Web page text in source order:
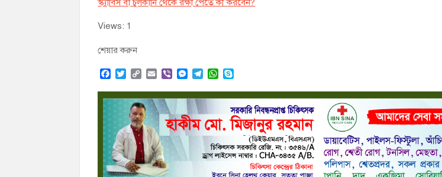
স্ক্যাবিস বা চুলকানি থেকে রক্ষা পেতে কী করবেন?
Views: 1
শেয়ার করুন
F
c
o
k
T
i
t
e
r
C
p
y
L
i
n
k
E
a
i
l
V
b
e
r
M
s
s
e
n
g
r
T
l
g
r
a
m
W
a
s
A
p
y
p
e